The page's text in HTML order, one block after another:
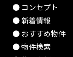
● コンセプト
● 新着情報
● おすすめ物件
● 物件検索